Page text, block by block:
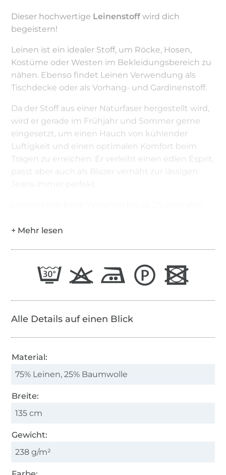
Dieser hochwertige Leinenstoff wird dich
begeistern!
Leinen ist ein idealer Stoff, um Röcke, Hosen,
Kostüme oder Westen im Bekleidungsbereich zu
nähen. Ebenso findet Leinen Verwendung als
Tischdecke oder als Vorhang- und Gardinenstoff.
Da der Stoff aus einer Naturfaser hergestellt wird,
wird er gerade im Frühjahr und Sommer gerne
eingesetzt, um einen Hauch von kühlender
Luftigkeit und einen optimalen Komfort beim
Tragen zu erreichen. Er verleiht einen edlen Esprit,
passt aber auch als Blazer vernäht zur lässigen
Alle Details auf einen Blick
Material:
75% Leinen, 25% Baumwolle
Breite:
135 cm
Gewicht:
238 g/m²